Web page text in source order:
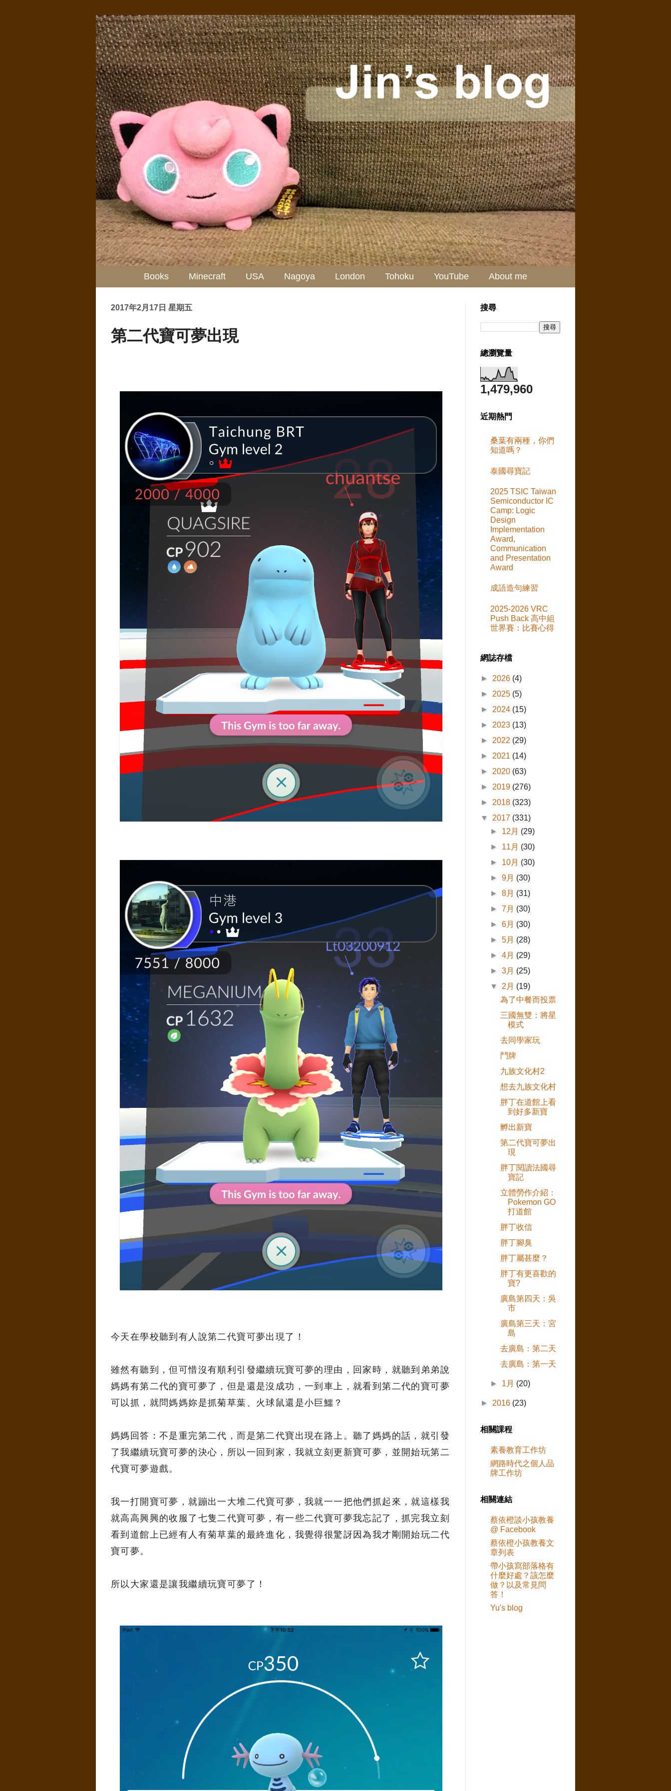
Books Minecraft USA Nagoya London Tohoku YouTube About me
2017年2月17日 星期五
第二代寶可夢出現
今天在學校聽到有人說第二代寶可夢出現了！
雖然有聽到，但可惜沒有順利引發繼續玩寶可夢的理由，回家時，就聽到弟弟說
媽媽有第二代的寶可夢了，但是還是沒成功，一到車上，就看到第二代的寶可夢
可以抓，就問媽媽妳是抓菊草葉、火球鼠還是小巨鱷？
媽媽回答：不是重完第二代，而是第二代寶出現在路上。聽了媽媽的話，就引發
了我繼續玩寶可夢的決心，所以一回到家，我就立刻更新寶可夢，並開始玩第二
代寶可夢遊戲。
我一打開寶可夢，就蹦出一大堆二代寶可夢，我就一一把他們抓起來，就這樣我
就高高興興的收服了七隻二代寶可夢，有一些二代寶可夢我忘記了，抓完我立刻
看到道館上已經有人有菊草葉的最終進化，我覺得很驚訝因為我才剛開始玩二代
寶可夢。
所以大家還是讓我繼續玩寶可夢了！
搜尋
總瀏覽量
1,479,960
近期熱門
桑葉有兩種，你們
知道嗎？
泰國尋寶記
2025 TSIC Taiwan
Semiconductor IC
Camp: Logic
Design
Implementation
Award,
Communication
and Presentation
Award
成語造句練習
2025-2026 VRC
Push Back 高中組
世界賽：比賽心得
網誌存檔
► 2026 (4)
► 2025 (5)
► 2024 (15)
► 2023 (13)
► 2022 (29)
► 2021 (14)
► 2020 (63)
► 2019 (276)
► 2018 (323)
▼ 2017 (331)
► 12月 (29)
► 11月 (30)
► 10月 (30)
►9月 (30)
►8月 (31)
►7月 (30)
►6月 (30)
►5月 (28)
►4月 (29)
►3月 (25)
▼ 2月 (19)
為了中餐而投票
三國無雙：將星
模式
去同學家玩
鬥牌
九族文化村2
想去九族文化村
胖丁在道館上看
到好多新寶
孵出新寶
第二代寶可夢出
現
胖丁閱讀法國尋
寶記
立體勞作介紹：
Pokemon GO
打道館
胖丁收信
胖丁腳臭
胖丁屬甚麼？
胖丁有更喜歡的
寶?
廣島第四天：吳
市
廣島第三天：宮
島
去廣島：第二天
去廣島：第一天
► 1月 (20)
► 2016 (23)
相關課程
素養教育工作坊
網路時代之個人品
牌工作坊
相關連結
蔡依橙談小孩教養
@ Facebook
蔡依橙小孩教養文
章列表
帶小孩寫部落格有
什麼好處？該怎麼
做？以及常見問
答！
Yu's blog